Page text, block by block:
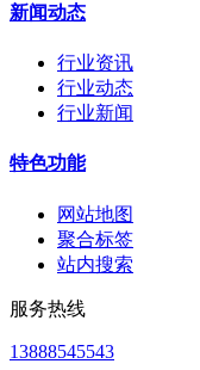
新闻动态
行业资讯
行业动态
行业新闻
特色功能
网站地图
聚合标签
站内搜索
服务热线
13888545543